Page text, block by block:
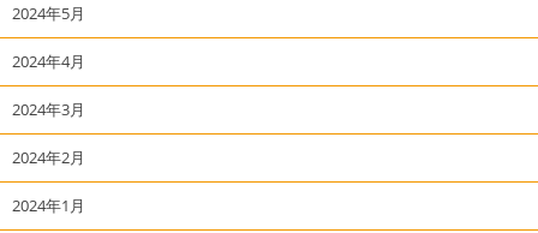
2024年5月
2024年4月
2024年3月
2024年2月
2024年1月